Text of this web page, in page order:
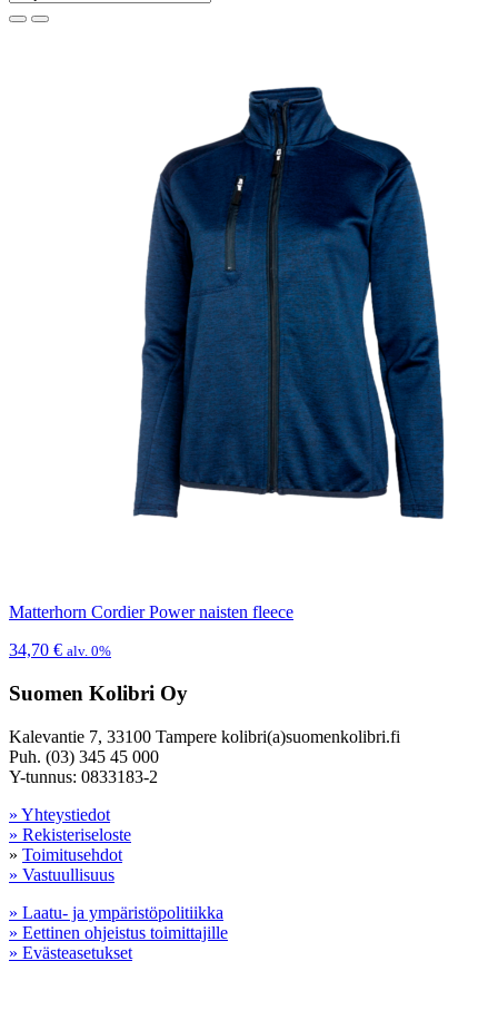
Matterhorn Cordier Power naisten fleece
34,70 € alv. 0%
Suomen Kolibri Oy
Kalevantie 7, 33100 Tampere kolibri(a)suomenkolibri.fi
Puh. (03) 345 45 000
Y-tunnus: 0833183-2
» Yhteystiedot
» Rekisteriseloste
» Toimitusehdot
» Vastuullisuus
» Laatu- ja ympäristöpolitiikka
» Eettinen ohjeistus toimittajille
» Evästeasetukset